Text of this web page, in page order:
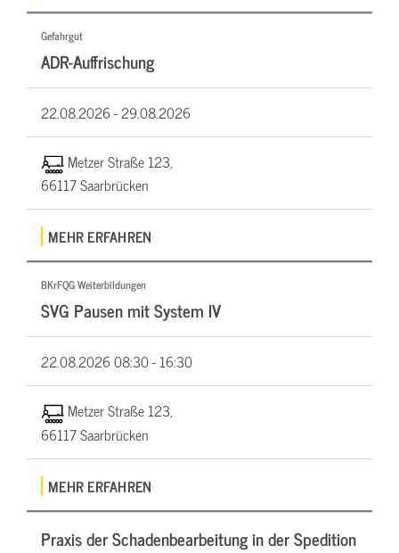
Gefahrgut
ADR-Auffrischung
22.08.2026 -29.08.2026
Metzer Straße 123,
66117 Saarbrücken
MEHR ERFAHREN
BKrFQG Weiterbildungen
SVG Pausen mit System IV
22.08.202608:30 - 16:30
Metzer Straße 123,
66117 Saarbrücken
MEHR ERFAHREN
Praxis der Schadenbearbeitung in der Spedition